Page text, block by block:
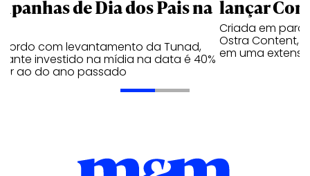
de Dia dos Pais na
com levantamento da Tunad,
investido na mídia na data é 40%
ao do ano passado
lançar
Criada em
Ostra Content,
em uma